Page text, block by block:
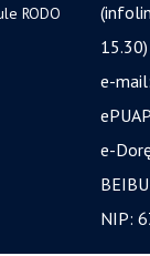
RODO
15.30)
e-mail:
e-
NIP: